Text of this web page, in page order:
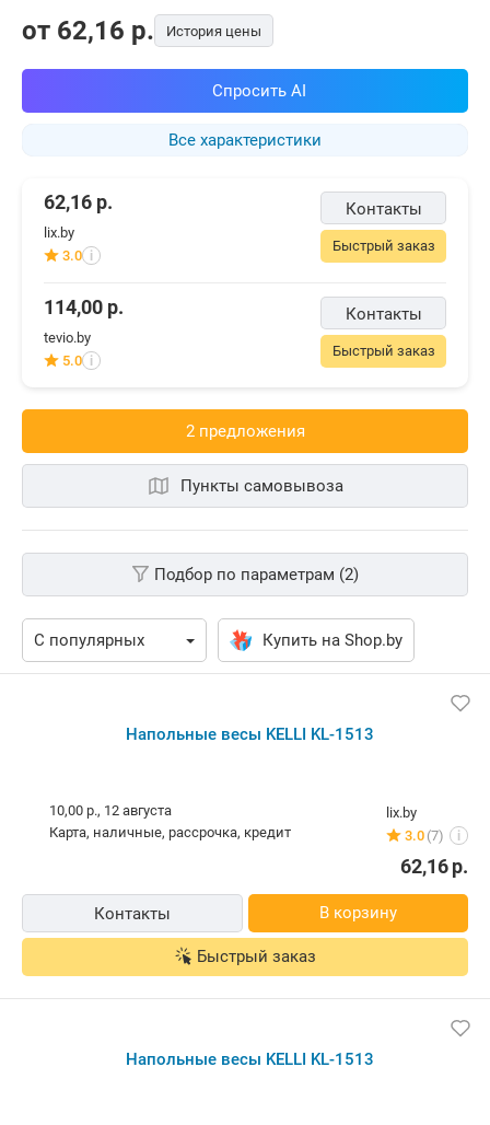
Все характеристики
от 62,16 p. История цены
Спросить AI
Контакты
Быстрый заказ
62,16 р.
lix.by
3.0 i
Контакты
Быстрый заказ
114,00 р.
tevio.by
5.0 i
2 предложения
Пункты самовывоза
Подбор по параметрам (2)
Купить на Shop.by
Напольные весы KELLI KL-1513
lix.by
3.0 (7) i
10,00 р., 12 августа
карта, наличные, рассрочка, кредит
62,16р.
Контакты В корзину
Быстрый заказ
Напольные весы KELLI KL-1513